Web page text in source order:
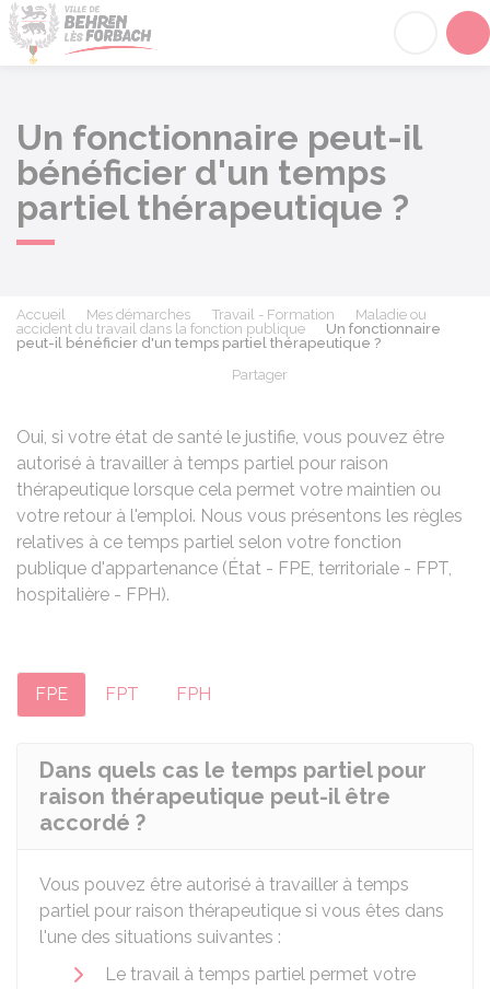
Un fonctionnaire peut-il
bénéficier d'un temps
partiel thérapeutique ?
Accueil Mes démarches Travail - Formation
Maladie ou
accident du travail dans la fonction publique
Un fonctionnaire
peut-il bénéficier d'un temps partiel thérapeutique ?
Partager
Oui, si votre état de santé le justifie, vous pouvez être
autorisé à travailler à temps partiel pour raison
thérapeutique lorsque cela permet votre maintien ou
votre retour à l'emploi. Nous vous présentons les règles
relatives à ce temps partiel selon votre fonction
publique d'appartenance (État - FPE, territoriale - FPT,
hospitalière - FPH).
FPE FPT FPH
Dans quels cas le temps partiel pour
raison thérapeutique peut-il être
accordé ?
Vous pouvez être autorisé à travailler à temps
partiel pour raison thérapeutique si vous êtes dans
l'une des situations suivantes :
Le travail à temps partiel permet votre